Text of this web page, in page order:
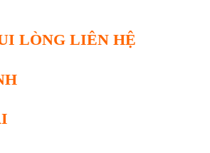
LÒNG LIÊN HỆ